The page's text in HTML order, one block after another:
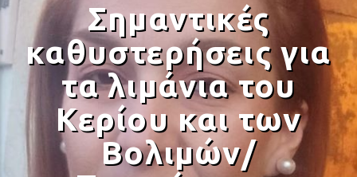
Current track
Σημαντικές
καθυστερήσεις για
τα λιμάνια του
Κερίου και των
Βολιμών/